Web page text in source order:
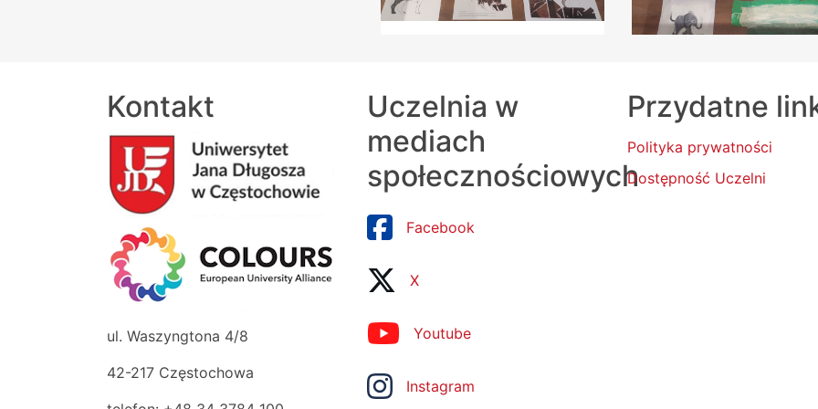
Kontakt
ul. Waszyngtona 4/8
42-217 Częstochowa
Uczelnia w
mediach
społecznościowych
Facebook
X
Youtube
Instagram
Przydatne
Polityka prywatności
Dostępność Uczelni